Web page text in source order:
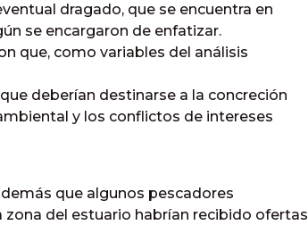
dragado, que se encuentra en
se encargaron de enfatizar.
que, como variables del análisis
deberían destinarse a la concreción
y los conflictos de intereses
que algunos pescadores
zona del estuario habrían recibido ofertas